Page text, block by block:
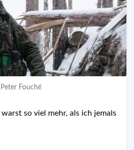
Peter Fouché
warst so viel mehr, als ich jemals